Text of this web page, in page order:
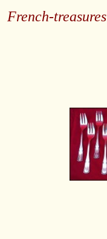
French-treasures